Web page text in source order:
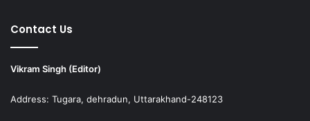
Contact Us
Vikram Singh (Editor)
Address: Tugara, dehradun, Uttarakhand-248123